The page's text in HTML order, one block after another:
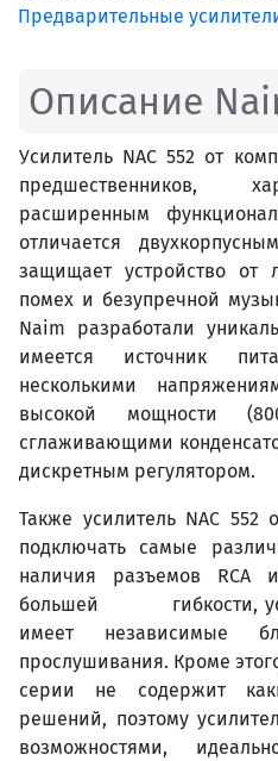
Предварительные
Описание
Усилитель NAC 552 от
предшественников,
расширенным
отличается
защищает устройство от
помех и безупречной
Naim разработали
имеется источник
несколькими
высокой мощности
сглаживающими
дискретным регулятором.
Также усилитель NAC 552
подключать самые
наличия разъемов
большей гибкости,
имеет независимые
прослушивания. Кроме
серии не содержит
решений, поэтому
возможностями,